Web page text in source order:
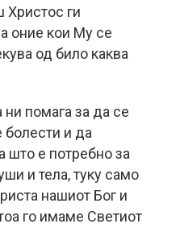
Христос ги
оние кои Му се
од било каква
ни помага за да се
болести и да
што е потребно за
и тела, туку само
нашиот Бог и
го имаме Светиот